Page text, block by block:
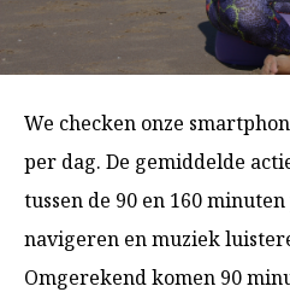
We checken onze
per dag. De gemiddelde
tussen de 90 en 160
navigeren en muziek
Omgerekend komen 90